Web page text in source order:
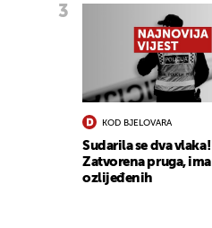
KOD BJELOVARA
Sudarila se dva vlaka!
Zatvorena pruga, ima
ozlijeđenih